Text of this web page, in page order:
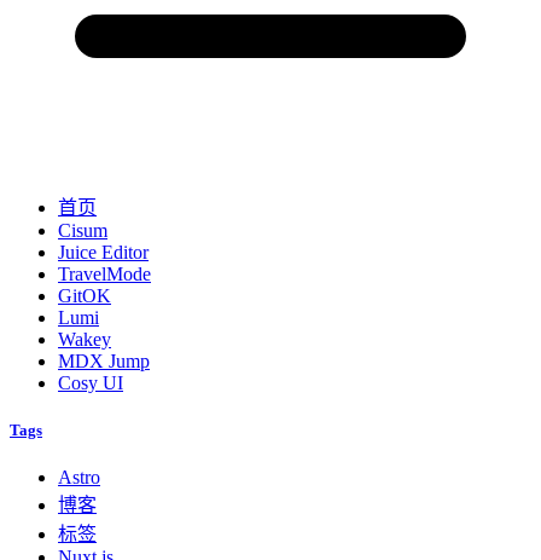
首页
Cisum
Juice Editor
TravelMode
GitOK
Lumi
Wakey
MDX Jump
Cosy UI
Tags
Astro
博客
标签